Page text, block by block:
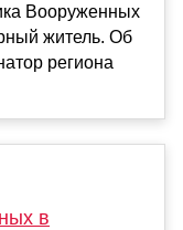
Вооруженных
житель. Об
региона
в